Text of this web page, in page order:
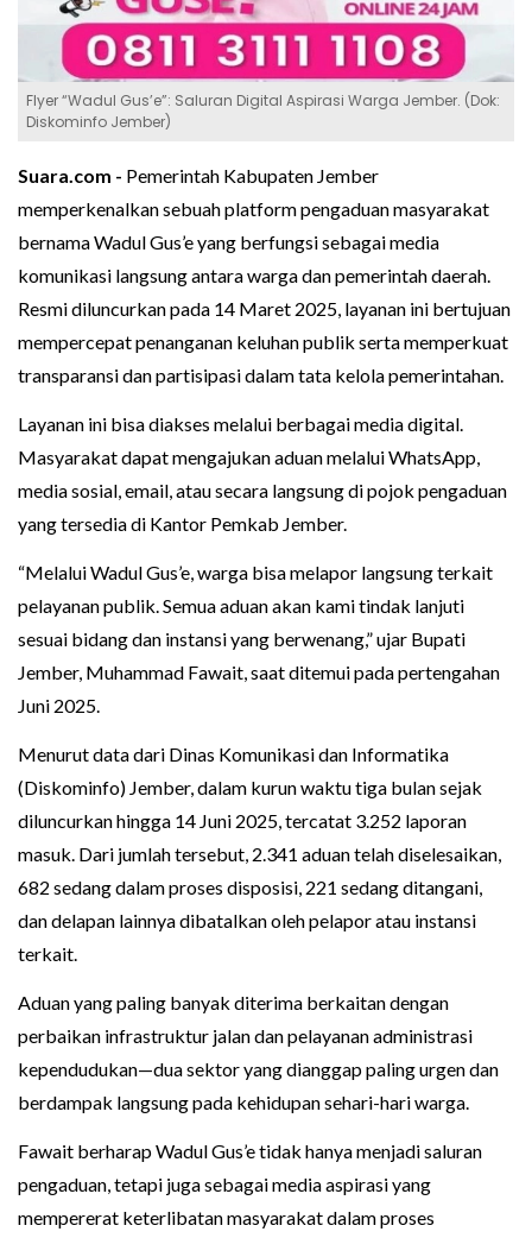
Flyer “Wadul Gus’e”: Saluran Digital Aspirasi Warga Jember. (Dok:
Diskominfo Jember)
Suara.com - Pemerintah Kabupaten Jember
memperkenalkan sebuah platform pengaduan masyarakat
bernama Wadul Gus’e yang berfungsi sebagai media
komunikasi langsung antara warga dan pemerintah daerah.
Resmi diluncurkan pada 14 Maret 2025, layanan ini bertujuan
mempercepat penanganan keluhan publik serta memperkuat
transparansi dan partisipasi dalam tata kelola pemerintahan.
Layanan ini bisa diakses melalui berbagai media digital.
Masyarakat dapat mengajukan aduan melalui WhatsApp,
media sosial, email, atau secara langsung di pojok pengaduan
yang tersedia di Kantor Pemkab Jember.
“Melalui Wadul Gus’e, warga bisa melapor langsung terkait
pelayanan publik. Semua aduan akan kami tindak lanjuti
sesuai bidang dan instansi yang berwenang,” ujar Bupati
Jember, Muhammad Fawait, saat ditemui pada pertengahan
Juni 2025.
Menurut data dari Dinas Komunikasi dan Informatika
(Diskominfo) Jember, dalam kurun waktu tiga bulan sejak
diluncurkan hingga 14 Juni 2025, tercatat 3.252 laporan
masuk. Dari jumlah tersebut, 2.341 aduan telah diselesaikan,
682 sedang dalam proses disposisi, 221 sedang ditangani,
dan delapan lainnya dibatalkan oleh pelapor atau instansi
terkait.
Aduan yang paling banyak diterima berkaitan dengan
perbaikan infrastruktur jalan dan pelayanan administrasi
kependudukan—dua sektor yang dianggap paling urgen dan
berdampak langsung pada kehidupan sehari-hari warga.
Fawait berharap Wadul Gus’e tidak hanya menjadi saluran
pengaduan, tetapi juga sebagai media aspirasi yang
mempererat keterlibatan masyarakat dalam proses